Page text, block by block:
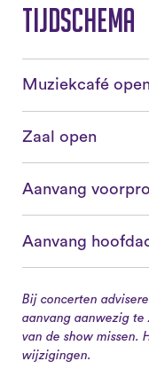
Tijdschema
Muziekcafé
Zaal open
Aanvang
Aanvang
Bij concerten
aanvang aanwezig
van de show missen.
wijzigingen.